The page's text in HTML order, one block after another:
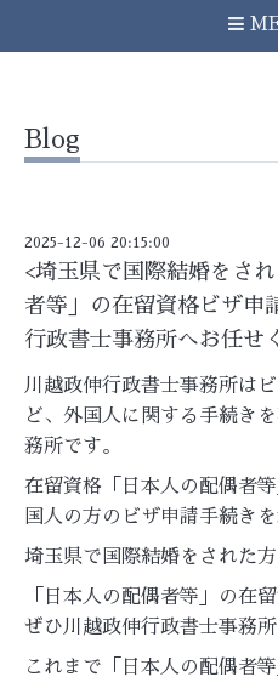
Blog
2025-12-06 20:15:00
<埼玉県で国際結婚をさ
者等」の在留資格ビザ申
行政書士事務所へお任せ
川越政伸行政書士事務所は
ど、外国人に関する手続き
務所です。
在留資格「日本人の配偶者
国人の方のビザ申請手続き
埼玉県で国際結婚をされた方
「日本人の配偶者等」の在
ぜひ川越政伸行政書士事務
これまで「日本人の配偶者